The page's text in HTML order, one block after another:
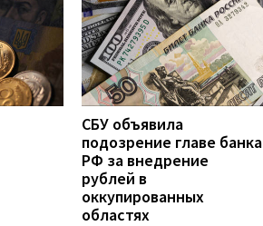
СБУ объявила
подозрение главе банка
РФ за внедрение
рублей в
оккупированных
областях